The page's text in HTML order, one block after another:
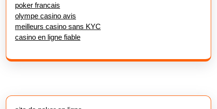
poker francais
olympe casino avis
meilleurs casino sans KYC
casino en ligne fiable